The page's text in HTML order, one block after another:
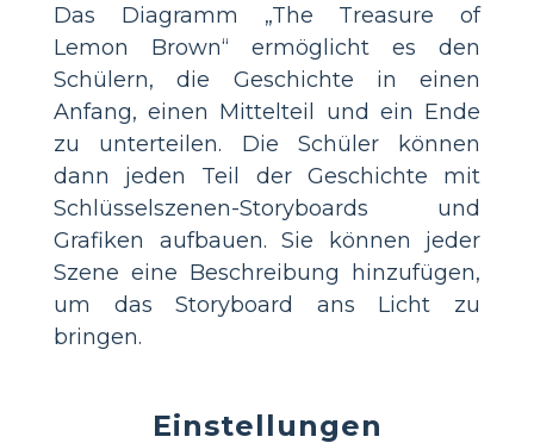
Das Diagramm „The Treasure of
Lemon Brown“ ermöglicht es den
Schülern, die Geschichte in einen
Anfang, einen Mittelteil und ein Ende
zu unterteilen. Die Schüler können
dann jeden Teil der Geschichte mit
Schlüsselszenen-Storyboards und
Grafiken aufbauen. Sie können jeder
Szene eine Beschreibung hinzufügen,
um das Storyboard ans Licht zu
bringen.
Einstellungen